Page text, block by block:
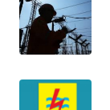
WN
BINJAI
CIREBON